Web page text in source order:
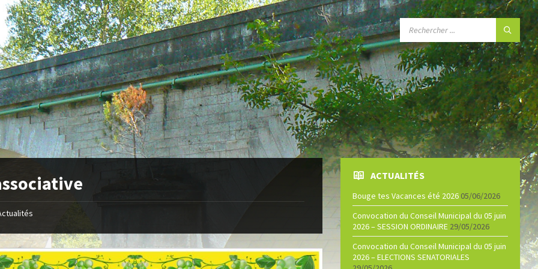
SEARCH:
ACTUALITÉS
Bouge tes Vacances été 2026 05/06/2026
Convocation du Conseil Municipal du 05 juin
2026 – SESSION ORDINAIRE 29/05/2026
Convocation du Conseil Municipal du 05 juin
2026 – ELECTIONS SENATORIALES